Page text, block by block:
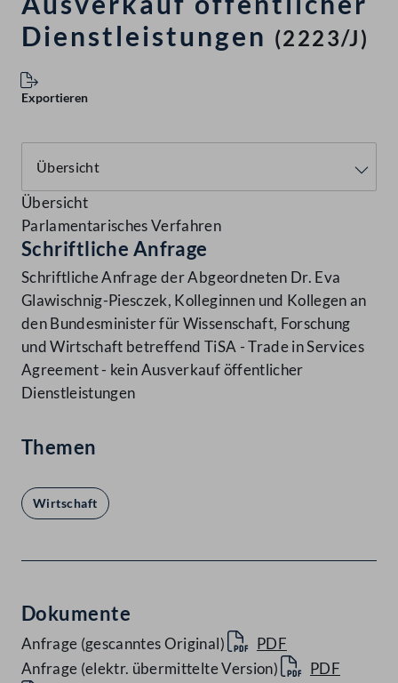
Dienstleistungen (2223/J)
Exportieren
Übersicht
Parlamentarisches Verfahren
Schriftliche Anfrage
Schriftliche Anfrage der Abgeordneten Dr. Eva
Glawischnig-Piesczek, Kolleginnen und Kollegen an
den Bundesminister für Wissenschaft, Forschung
und Wirtschaft betreffend TiSA - Trade in Services
Agreement - kein Ausverkauf öffentlicher
Dienstleistungen
Themen
Wirtschaft
Dokumente
Anfrage (gescanntes Original)
PDF
Anfrage (elektr. übermittelte Version)
PDF